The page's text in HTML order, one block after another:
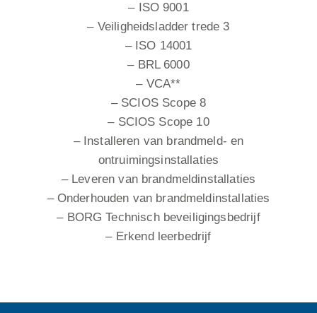
– ISO 9001
– Veiligheidsladder trede 3
– ISO 14001
– BRL 6000
– VCA**
– SCIOS Scope 8
– SCIOS Scope 10
– Installeren van brandmeld- en
ontruimingsinstallaties
– Leveren van brandmeldinstallaties
– Onderhouden van brandmeldinstallaties
– BORG Technisch beveiligingsbedrijf
– Erkend leerbedrijf